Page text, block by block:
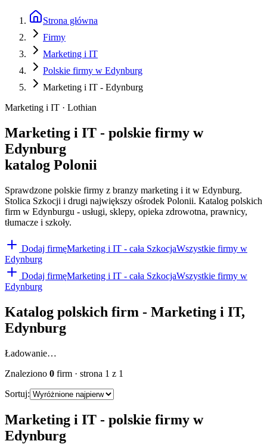
Strona główna
Firmy
Marketing i IT
Polskie firmy w Edynburg
Marketing i IT - Edynburg
Marketing i IT · Lothian
Marketing i IT - polskie firmy w
Edynburg
katalog Polonii
Sprawdzone polskie firmy z branzy marketing i it w Edynburg.
Stolica Szkocji i drugi największy ośrodek Polonii. Katalog polskich
firm w Edynburgu - usługi, sklepy, opieka zdrowotna, prawnicy,
tłumacze i szkoły.
Dodaj firmęMarketing i IT - cała SzkocjaWszystkie firmy w
Edynburg
Dodaj firmęMarketing i IT - cała SzkocjaWszystkie firmy w
Edynburg
Katalog polskich firm - Marketing i IT,
Edynburg
Ładowanie…
Znaleziono 0 firm · strona 1 z 1
Sortuj:
Marketing i IT - polskie firmy w
Edynburg